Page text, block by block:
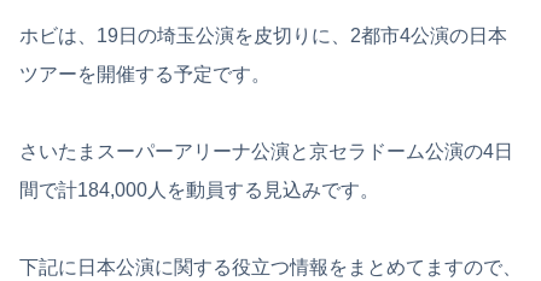
ホビは、19日の埼玉公演を皮切りに、2都市4公演の日本
ツアーを開催する予定です。
さいたまスーパーアリーナ公演と京セラドーム公演の4日
間で計184,000人を動員する見込みです。
下記に日本公演に関する役立つ情報をまとめてますので、